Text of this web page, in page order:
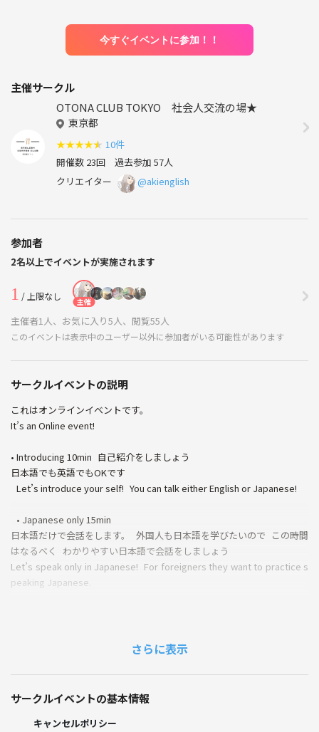
今すぐイベントに参加！！
主催サークル
OTONA CLUB TOKYO 社会人交流の場★
東京都
★★★★★ 10件
開催数 23回 過去参加 57人
クリエイター
@akienglish
参加者
2名以上でイベントが実施されます
1 / 上限なし 主催
主催者1人、お気に入り5人、閲覧55人
このイベントは表示中のユーザー以外に参加者がいる可能性があります
サークルイベントの説明
これはオンラインイベントです。
It’s an Online event!
• Introducing 10min 自己紹介をしましょう
日本語でも英語でもOKです
Let’s introduce your self! You can talk either English or Japanese!
• Japanese only 15min
日本語だけで会話をします。 外国人も日本語を学びたいので この時間
はなるべく わかりやすい日本語で会話をしましょう
Let’s speak only in Japanese! For foreigners they want to practice s
peaking Japanese.
べくナチュラルスピードで英語を話す練習をします。
Let’s speak only in English! For Japanese they want to practice spe
aking English.
Let’s try to have natural English and Japanese conversations!
さらに表示
サークルイベントの基本情報
キャンセルポリシー